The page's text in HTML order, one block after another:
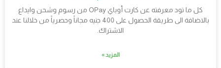
كل ما تود معرفته عن كارت أوباي OPay من رسوم وشحن وايداع
بالاضافة الى طريقة الحصول على 400 جنيه مجاناً وحصرياً من خلالنا عند
الاشتراك.
المزيد »